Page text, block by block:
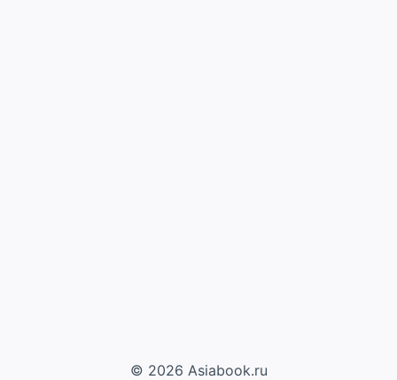
© 2026 Asiabook.ru